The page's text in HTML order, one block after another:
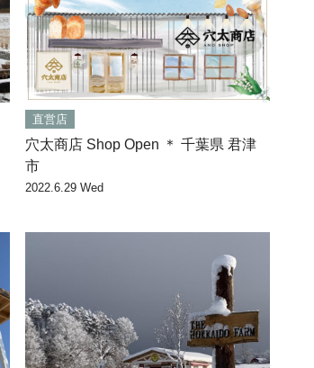
直営店
穴太商店 Shop Open ＊ 千葉県 君津
市
2022.6.29 Wed